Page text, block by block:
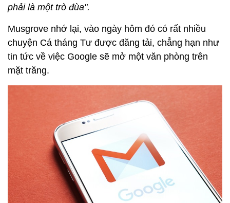
phải là một trò đùa".
Musgrove nhớ lại, vào ngày hôm đó có rất nhiều
chuyện Cá tháng Tư được đăng tải, chẳng hạn như
tin tức về việc Google sẽ mở một văn phòng trên
mặt trăng.